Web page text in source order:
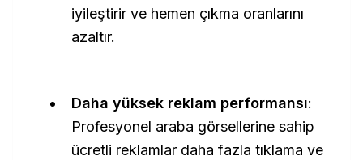
iyileştirir ve hemen çıkma oranlarını
azaltır.
Daha yüksek reklam performansı:
Profesyonel araba görsellerine sahip
ücretli reklamlar daha fazla tıklama ve